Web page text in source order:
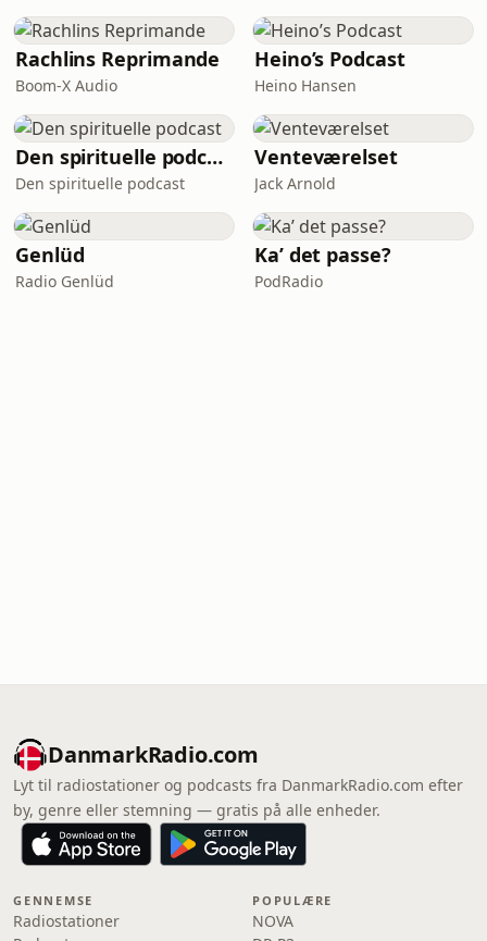
Rachlins Reprimande
Boom-X Audio
Heino’s Podcast
Heino Hansen
Den spirituelle podcast
Den spirituelle podcast
Venteværelset
Jack Arnold
Genlüd
Radio Genlüd
Ka’ det passe?
PodRadio
DanmarkRadio.com
Lyt til radiostationer og podcasts fra DanmarkRadio.com efter
by, genre eller stemning — gratis på alle enheder.
GENNEMSE
Radiostationer
POPULÆRE
NOVA